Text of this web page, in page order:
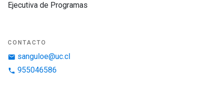
Ejecutiva de Programas
CONTACTO
email sanguloe@uc.cl
phone 955046586